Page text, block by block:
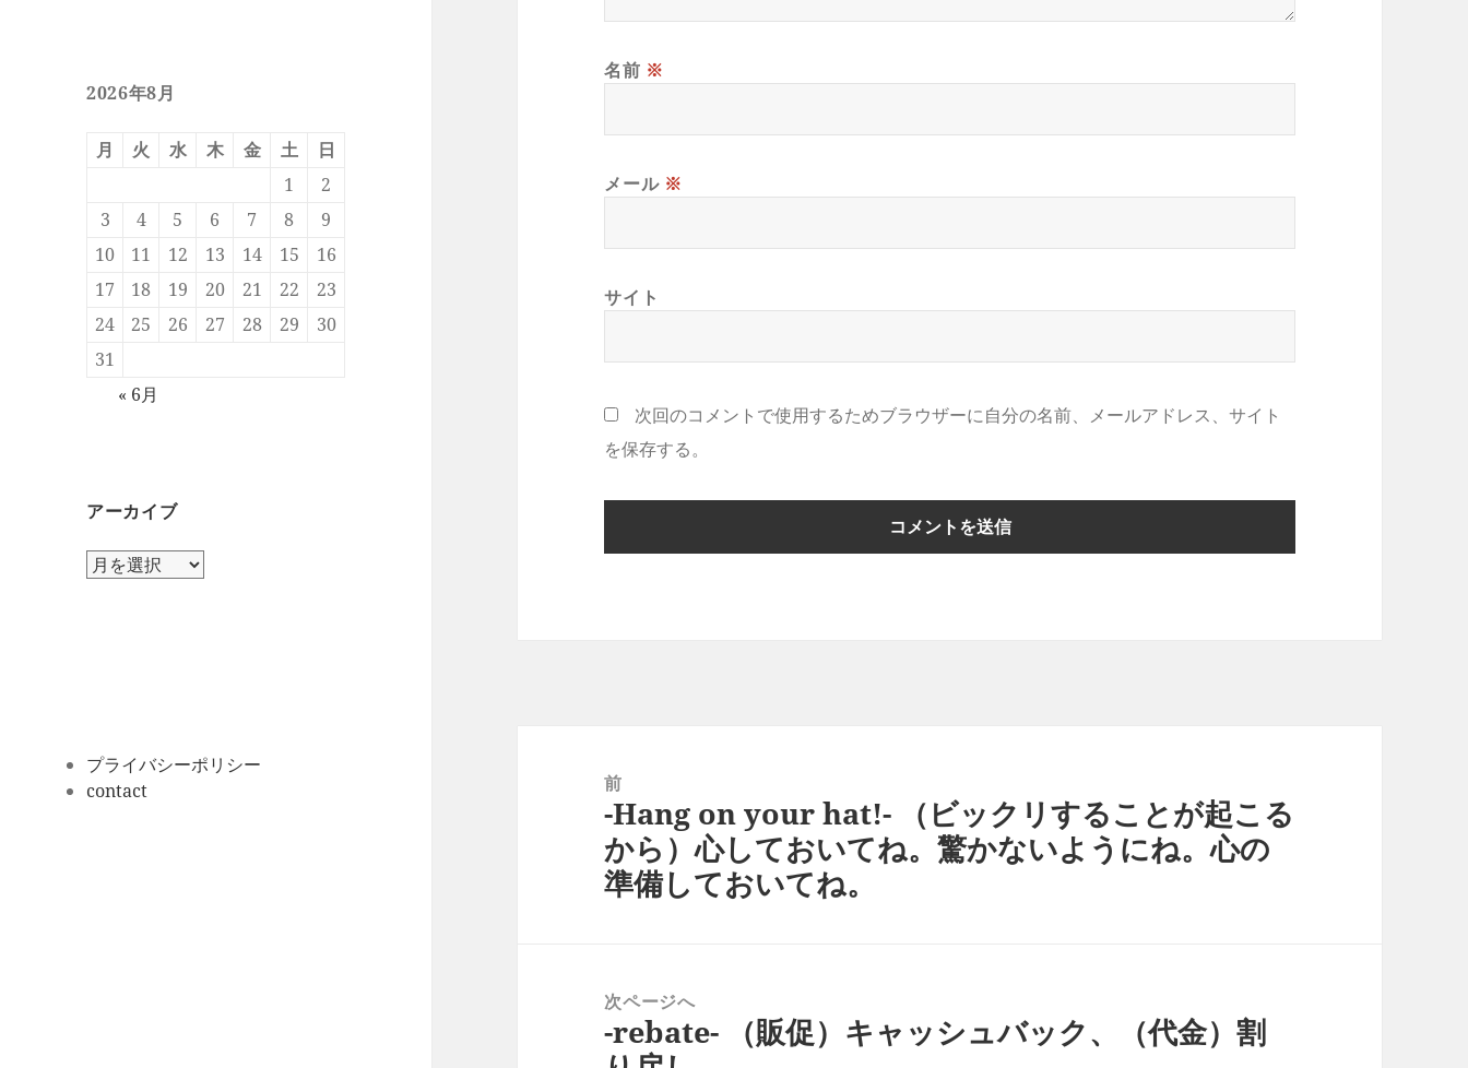
2026年8月
月 火 水 木 金 土
日
1
2
3
4 5 6 7 8
9
10
11 12 13 14 15
16
17
18 19 20 21 22
23
24
25 26 27 28 29
30
31
« 6月
アーカイブ
ア
プライバシーポリシー
contact
名前 ※
メール ※
サイト
次回のコメントで使用するためブラウザーに自分の名前、メールアドレス、サイト
を保存する。
前
前
の
投
-Hang on your hat!- （ビックリすることが起こる
から）心しておいてね。驚かないようにね。心の
準備しておいてね。
次ページへ
次
-rebate- （販促）キャッシュバック、（代金）割